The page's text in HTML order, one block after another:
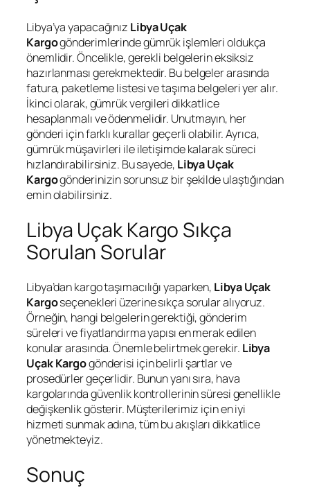
Libya’ya yapacağınız Libya Uçak
Kargogönderimlerinde gümrük işlemleri oldukça
önemlidir. Öncelikle, gerekli belgelerin eksiksiz
hazırlanması gerekmektedir. Bu belgeler arasında
fatura, paketleme listesi ve taşıma belgeleri yer alır.
İkinci olarak, gümrük vergileri dikkatlice
hesaplanmalı ve ödenmelidir. Unutmayın, her
gönderi için farklı kurallar geçerli olabilir. Ayrıca,
gümrük müşavirleri ile iletişimde kalarak süreci
hızlandırabilirsiniz. Bu sayede, Libya Uçak
Kargogönderinizin sorunsuz bir şekilde ulaştığından
emin olabilirsiniz.
Libya Uçak Kargo Sıkça
Sorulan Sorular
Libya’dan kargo taşımacılığı yaparken, Libya Uçak
Kargoseçenekleri üzerine sıkça sorular alıyoruz.
Örneğin, hangi belgelerin gerektiği, gönderim
süreleri ve fiyatlandırma yapısı en merak edilen
konular arasında. Önemle belirtmek gerekir. Libya
Uçak Kargogönderisi için belirli şartlar ve
prosedürler geçerlidir. Bunun yanı sıra, hava
kargolarında güvenlik kontrollerinin süresi genellikle
değişkenlik gösterir. Müşterilerimiz için en iyi
hizmeti sunmak adına, tüm bu akışları dikkatlice
yönetmekteyiz.
Sonuç